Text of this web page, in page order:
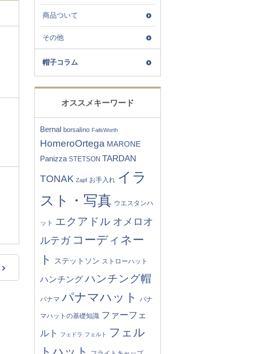
商品ついて
その他
帽子コラム
オススメキーワード
Bernal borsalino FailsWorth
HomeroOrtega MARONE
Panizza STETSON TARDAN
TONAK Zapf お手入れ イラ
スト・写真 ウエスタンハ
ット エクアドル オメロオ
ルテガ コーディネー
ト
ステットソン ストローハット
ハンチング ハンチング帽
パナマ パナマハット パナ
マハットの基礎知識 ファーフェ
ルト
フェドラ フェルト
フェル